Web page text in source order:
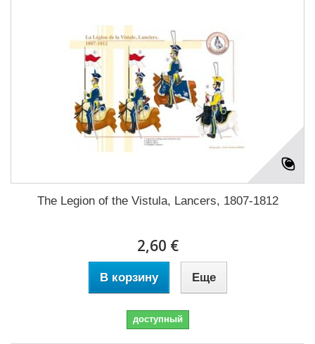
The Legion of the Vistula, Lancers, 1807-1812
2,60 €
В корзину Еще
доступный